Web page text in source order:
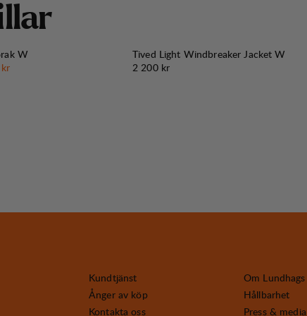
llar
W
:
Tived Light Windbreaker Jacket W
Pris:
2 200 kr
Kundtjänst
Ånger av köp
Kontakta oss
Om Lundhags
Hållbarhet
Press & media